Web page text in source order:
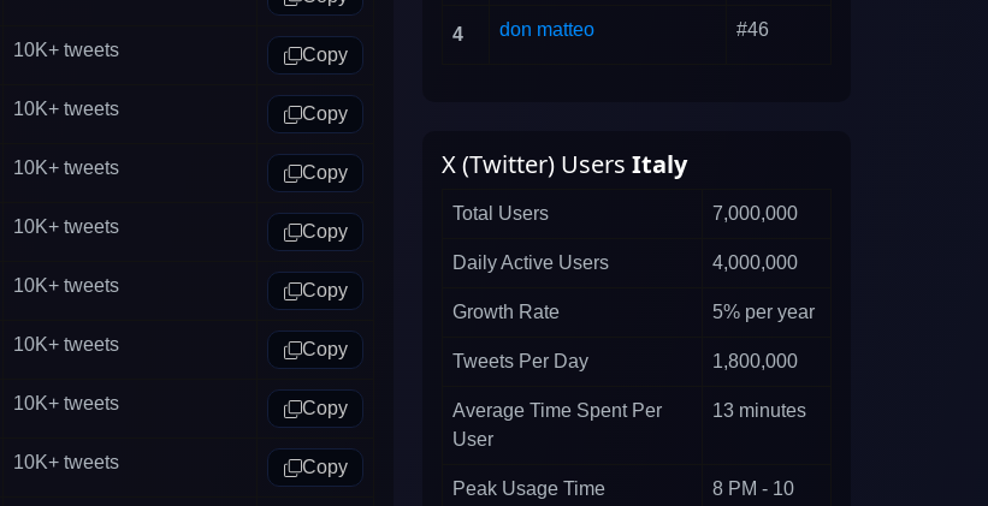
10K+ tweets Copy
10K+ tweets Copy
10K+ tweets Copy
10K+ tweets Copy
10K+ tweets Copy
10K+ tweets Copy
10K+ tweets Copy
10K+ tweets Copy
4 don matteo #46
X (Twitter) Users Italy
Total Users 7,000,000
Daily Active Users 4,000,000
Growth Rate 5% per year
Tweets Per Day 1,800,000
Average Time Spent Per
User
13 minutes
Peak Usage Time
8 PM - 10